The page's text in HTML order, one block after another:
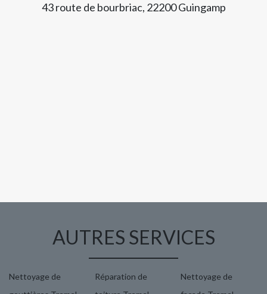
43 route de bourbriac, 22200 Guingamp
AUTRES SERVICES
Nettoyage de
Réparation de
Nettoyage de